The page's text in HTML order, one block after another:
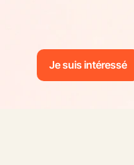
Je suis intéressé